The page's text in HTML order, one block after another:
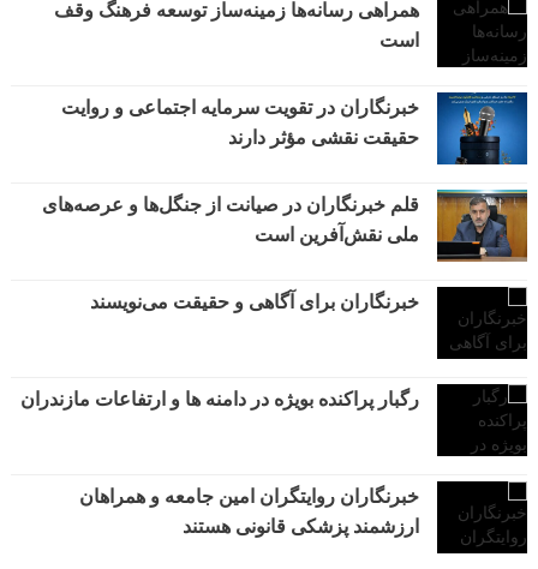
همراهی رسانه‌ها زمینه‌ساز توسعه فرهنگ وقف
است
خبرنگاران در تقویت سرمایه اجتماعی و روایت
حقیقت نقشی مؤثر دارند
قلم خبرنگاران در صیانت از جنگل‌ها و عرصه‌های
ملی نقش‌آفرین است
خبرنگاران برای آگاهی و حقیقت می‌نویسند
رگبار پراکنده بویژه در دامنه ها و ارتفاعات مازندران
خبرنگاران روایتگران امین جامعه و همراهان
ارزشمند پزشکی قانونی هستند